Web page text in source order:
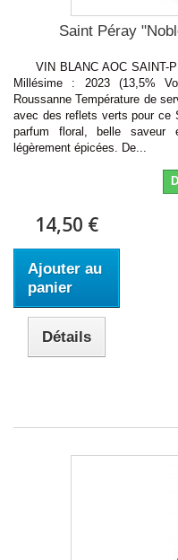
Saint Péray
VIN BLANC AOC SAINT-
Millésime : 2023 (13,5%
Roussanne Température de
avec des reflets verts pour ce
parfum floral, belle saveur
légèrement épicées. De...
14,50 €
Ajouter au
panier
Détails